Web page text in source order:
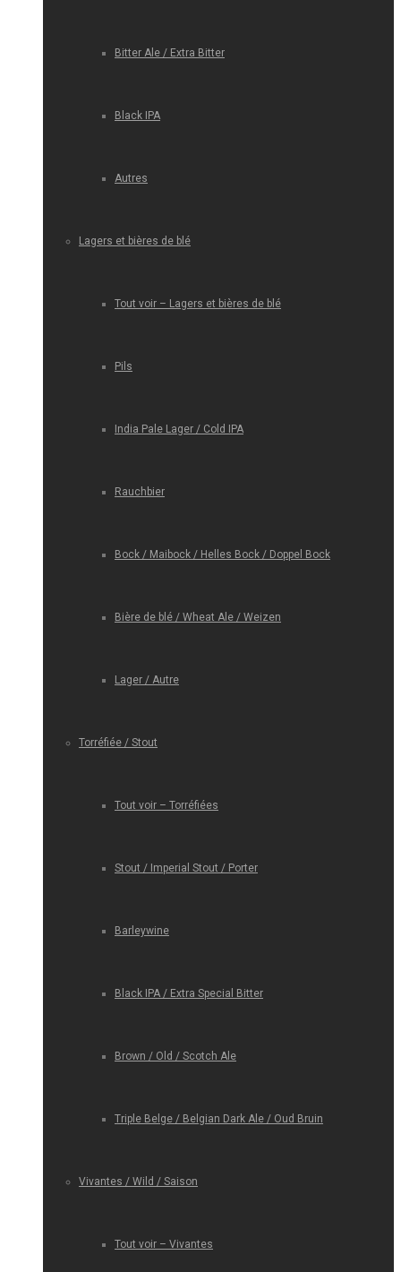
Bitter Ale / Extra Bitter
Black IPA
Autres
Lagers et bières de blé
Tout voir – Lagers et bières de blé
Pils
India Pale Lager / Cold IPA
Rauchbier
Bock / Maibock / Helles Bock / Doppel Bock
Bière de blé / Wheat Ale / Weizen
Lager / Autre
Torréfiée / Stout
Tout voir – Torréfiées
Stout / Imperial Stout / Porter
Barleywine
Black IPA / Extra Special Bitter
Brown / Old / Scotch Ale
Triple Belge / Belgian Dark Ale / Oud Bruin
Vivantes / Wild / Saison
Tout voir – Vivantes